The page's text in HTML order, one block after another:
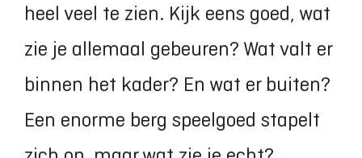
heel veel te zien. Kijk eens goed, wat
zie je allemaal gebeuren? Wat valt er
binnen het kader? En wat er buiten?
Een enorme berg speelgoed stapelt